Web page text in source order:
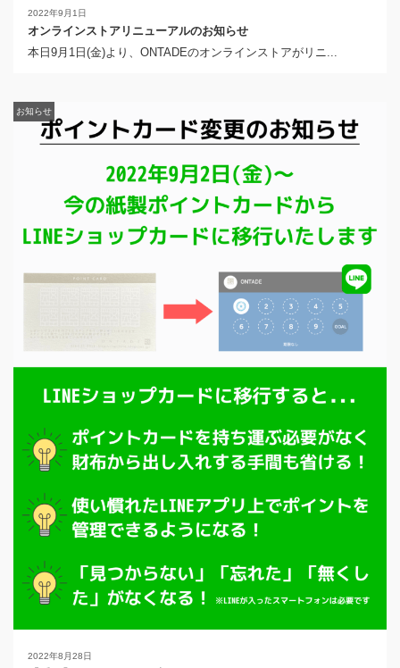
2022年9月1日
オンラインストアリニューアルのお知らせ
本日9月1日(金)より、ONTADEのオンラインストアがリニ...
2022年8月28日
お知らせ